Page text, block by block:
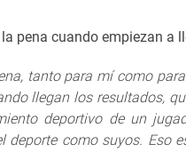
pena cuando empiezan a
tanto para mí como
llegan los resultados,
deportivo de un
deporte como suyos. Eso